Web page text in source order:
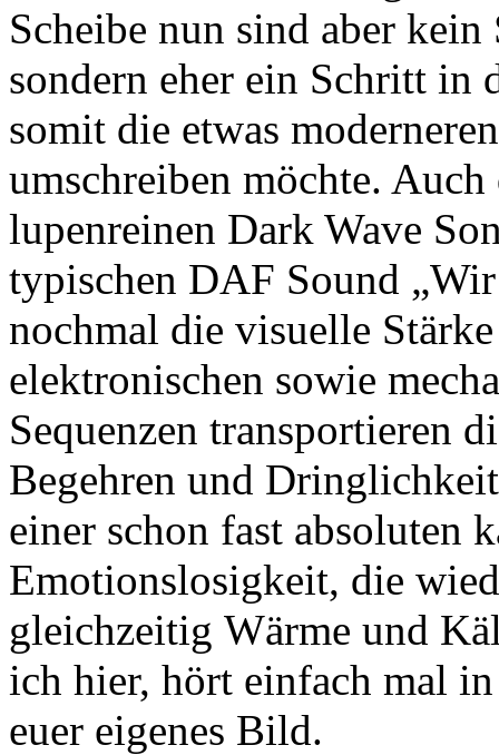
Scheibe nun sind aber
sondern eher ein Schritt in
somit die etwas
umschreiben möchte.
lupenreinen Dark Wave
typischen DAF Sound
nochmal die visuelle
elektronischen sowie
Sequenzen transportieren
Begehren und
einer schon fast absoluten
Emotionslosigkeit, die
gleichzeitig Wärme und
ich hier, hört einfach mal
euer eigenes Bild.